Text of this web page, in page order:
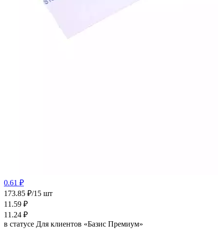
0.61 ₽
173.85 ₽/15 шт
11.59 ₽
11.24 ₽
в статусе Для клиентов «Базис Премиум»